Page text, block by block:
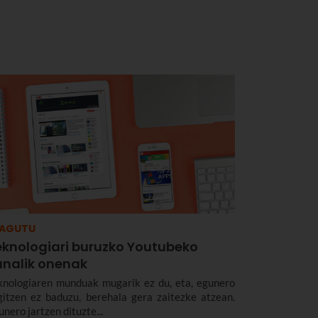
buruzko Youtubeko
onenak
munduak mugarik ez du, eta, egunero
ez baduzu, berehala gera zaitezke atzean.
jartzen dituzte...